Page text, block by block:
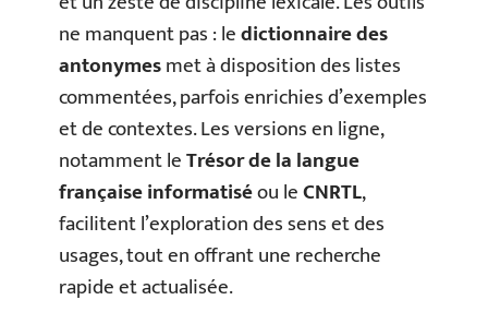
ne manquent pas : ledictionnaire des
antonymesmet à disposition des listes
commentées, parfois enrichies d’exemples
et de contextes. Les versions en ligne,
notamment leTrésor de la langue
française informatiséou leCNRTL,
facilitent l’exploration des sens et des
usages, tout en offrant une recherche
rapide et actualisée.